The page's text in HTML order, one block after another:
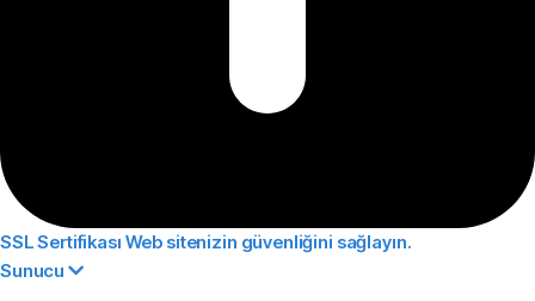
SSL Sertifikası Web sitenizin güvenliğini sağlayın.
Sunucu